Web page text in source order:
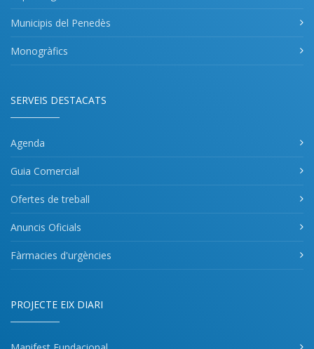
Municipis del Penedès
Monogràfics
SERVEIS DESTACATS
Agenda
Guia Comercial
Ofertes de treball
Anuncis Oficials
Fàrmacies d'urgències
PROJECTE EIX DIARI